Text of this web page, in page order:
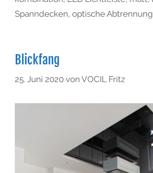
Spanndecken, optische Abtrennung
Blickfang
25. Juni 2020 von VOCIL Fritz